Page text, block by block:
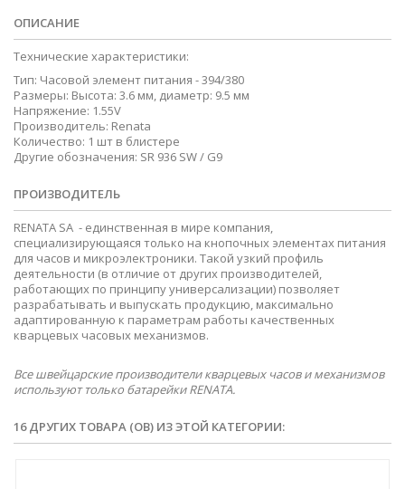
ОПИСАНИЕ
Технические характеристики:
Тип: Часовой элемент питания - 394/380
Размеры: Высота: 3.6 мм, диаметр: 9.5 мм
Напряжение: 1.55V
Производитель: Renata
Количество: 1 шт в блистере
Другие обозначения: SR 936 SW / G9
ПРОИЗВОДИТЕЛЬ
RENATA SA - единственная в мире компания,
специализирующаяся только на кнопочных элементах питания
для часов и микроэлектроники. Такой узкий профиль
деятельности (в отличие от других производителей,
работающих по принципу универсализации) позволяет
разрабатывать и выпускать продукцию, максимально
адаптированную к параметрам работы качественных
кварцевых часовых механизмов.
Все швейцарские производители кварцевых часов и механизмов
используют только батарейки RENATA.
16 ДРУГИХ ТОВАРА (ОВ) ИЗ ЭТОЙ КАТЕГОРИИ: